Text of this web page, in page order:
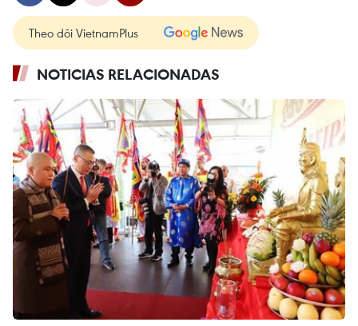
Theo dõi VietnamPlus
NOTICIAS RELACIONADAS